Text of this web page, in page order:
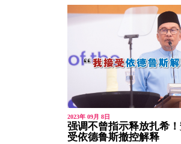
2023年 09月 8日
强调不曾指示释放扎希
受依德鲁斯撤控解释